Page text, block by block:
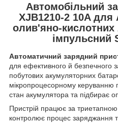
Автомобільний
XJB1210-2 10A
олив'яно-кислотних
імпульсний
Автоматичний зарядний
для ефективного й безпечного
побутових акумуляторних
мікропроцесорному керуванню
стан акумулятора та підбирає
Пристрій працює за
контролює процес заряджання